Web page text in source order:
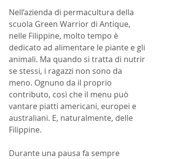
Nell’azienda di permacultura della
scuola Green Warrior di Antique,
nelle Filippine, molto tempo è
dedicato ad alimentare le piante e gli
animali. Ma quando si tratta di nutrir
se stessi, i ragazzi non sono da
meno. Ognuno da il proprio
contributo, così che il menu può
vantare piatti americani, europei e
australiani. E, naturalmente, delle
Filippine.
Durante una pausa fa sempre